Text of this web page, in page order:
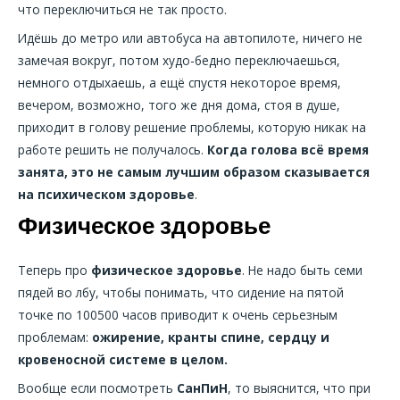
что переключиться не так просто.
Идёшь до метро или автобуса на автопилоте, ничего не
замечая вокруг, потом худо-бедно переключаешься,
немного отдыхаешь, а ещё спустя некоторое время,
вечером, возможно, того же дня дома, стоя в душе,
приходит в голову решение проблемы, которую никак на
работе решить не получалось. Когда голова всё время
занята, это не самым лучшим образом сказывается
на психическом здоровье.
Физическое здоровье
Теперь про физическое здоровье. Не надо быть семи
пядей во лбу, чтобы понимать, что сидение на пятой
точке по 100500 часов приводит к очень серьезным
проблемам: ожирение, кранты спине, сердцу и
кровеносной системе в целом.
Вообще если посмотреть СанПиН, то выяснится, что при